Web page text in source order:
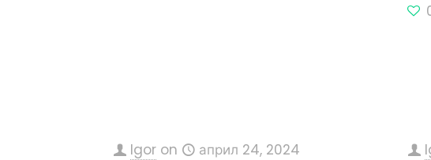
Igor on април 24, 2024